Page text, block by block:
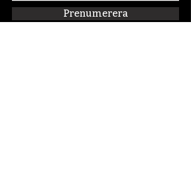
Prenumerera